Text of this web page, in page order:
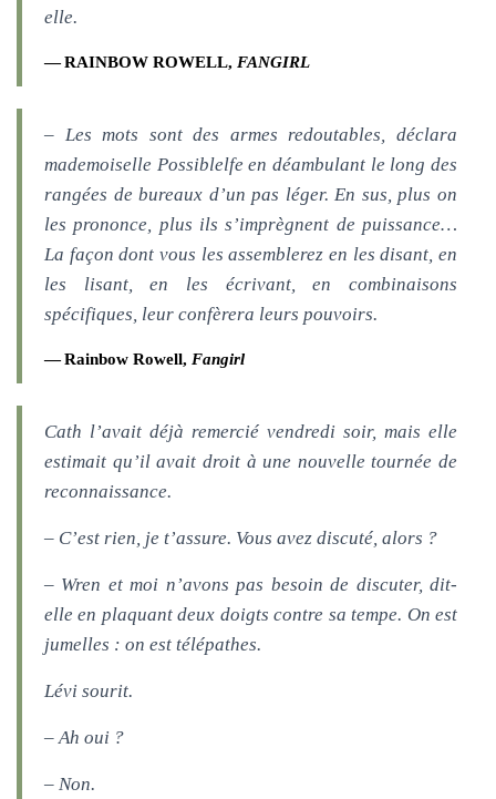
elle.
RAINBOW ROWELL, FANGIRL
– Les mots sont des armes redoutables, déclara
mademoiselle Possiblelfe en déambulant le long des
rangées de bureaux d’un pas léger. En sus, plus on
les prononce, plus ils s’imprègnent de puissance…
La façon dont vous les assemblerez en les disant, en
les lisant, en les écrivant, en combinaisons
spécifiques, leur confèrera leurs pouvoirs.
Rainbow Rowell, Fangirl
Cath l’avait déjà remercié vendredi soir, mais elle
estimait qu’il avait droit à une nouvelle tournée de
reconnaissance.
– C’est rien, je t’assure. Vous avez discuté, alors ?
– Wren et moi n’avons pas besoin de discuter, dit-
elle en plaquant deux doigts contre sa tempe. On est
jumelles : on est télépathes.
Lévi sourit.
– Ah oui ?
– Non.